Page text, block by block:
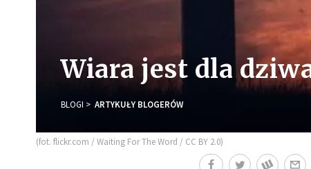
Wiara jest dla
BLOGI ARTYKUŁY BLOGERÓW
(fot. flickr.com / Waiting For The Word / CC BY 2.0)